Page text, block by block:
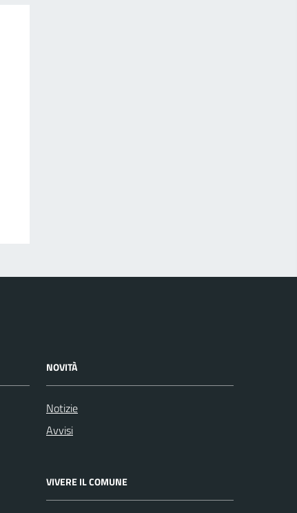
NOVITÀ
Notizie
Avvisi
VIVERE IL COMUNE